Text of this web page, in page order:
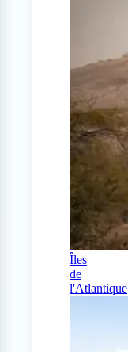
Îles
de
l'Atlantique